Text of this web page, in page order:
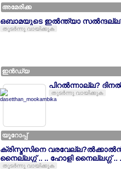
അമേരിക്ക
ഒബാമയുടെ ഇല്‍ന്ത്യാ
തുടര്‍ന്നു വായിക്കുക
ഇന്‍ഡ്യ
പിറല്‍ന്നാല്ല?
തുടര്‍ന്നു വായിക്കുക
യൂറോപ്പ്
ക്രിസ്മസിനെ
നൈല്ലഗ്ഗ് .. .. ഹോളി നൈല്ലഗ്ഗ് ..
തുടര്‍ന്നു വായിക്കുക